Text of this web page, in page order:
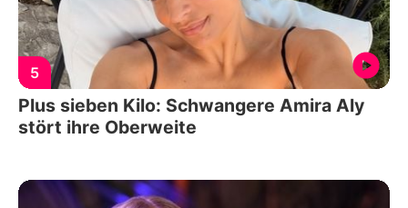
5
Plus sieben Kilo: Schwangere Amira Aly
stört ihre Oberweite